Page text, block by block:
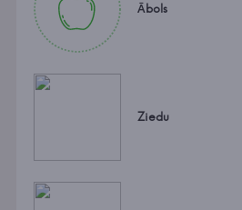
Ābols
Ziedu